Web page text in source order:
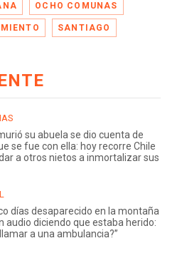
OCHO COMUNAS
SANTIAGO
su abuela se dio cuenta de
se fue con ella: hoy recorre Chile
a otros nietos a inmortalizar sus
días desaparecido en la montaña
audio diciendo que estaba herido:
a una ambulancia?”